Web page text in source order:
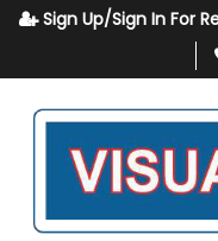
Sign Up/Sign In For